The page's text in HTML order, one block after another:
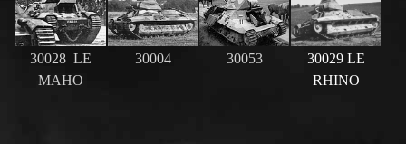
30028 LE
MAHO
30004 30053
30029 LE
RHINO